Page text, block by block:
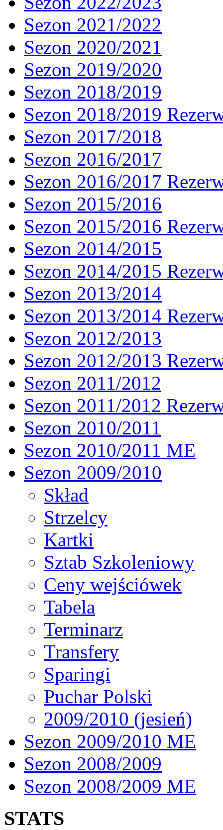
Sezon 2021/2022
Sezon 2020/2021
Sezon 2019/2020
Sezon 2018/2019
Sezon 2018/2019
Sezon 2017/2018
Sezon 2016/2017
Sezon 2016/2017
Sezon 2015/2016
Sezon 2015/2016
Sezon 2014/2015
Sezon 2014/2015
Sezon 2013/2014
Sezon 2013/2014
Sezon 2012/2013
Sezon 2012/2013
Sezon 2011/2012
Sezon 2011/2012
Sezon 2010/2011
Sezon 2010/2011 ME
Sezon 2009/2010
Skład
Strzelcy
Kartki
Sztab Szkoleniowy
Ceny wejściówek
Tabela
Terminarz
Transfery
Sparingi
Puchar Polski
2009/2010 (jesień)
Sezon 2009/2010 ME
Sezon 2008/2009
Sezon 2008/2009 ME
STATS